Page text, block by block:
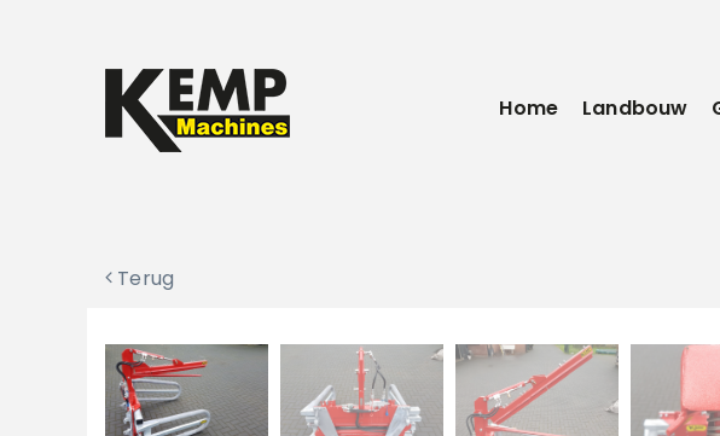
Home Landbouw
Terug